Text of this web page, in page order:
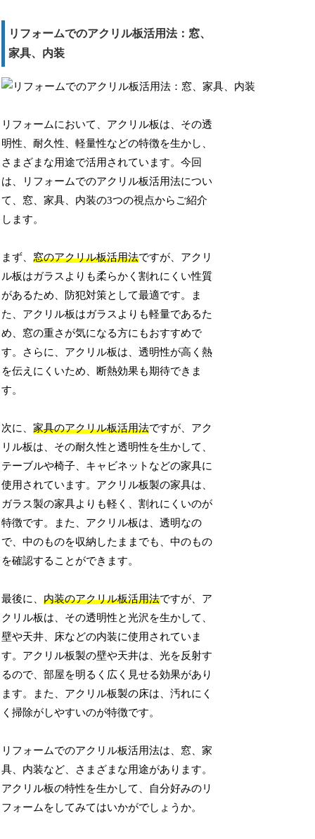
リフォームでのアクリル板活用法：窓、
家具、内装
リフォームにおいて、アクリル板は、その透
明性、耐久性、軽量性などの特徴を生かし、
さまざまな用途で活用されています。今回
は、リフォームでのアクリル板活用法につい
て、窓、家具、内装の3つの視点からご紹介
します。
まず、窓のアクリル板活用法ですが、アクリ
ル板はガラスよりも柔らかく割れにくい性質
があるため、防犯対策として最適です。ま
た、アクリル板はガラスよりも軽量であるた
め、窓の重さが気になる方にもおすすめで
す。さらに、アクリル板は、透明性が高く熱
を伝えにくいため、断熱効果も期待できま
す。
次に、家具のアクリル板活用法ですが、アク
リル板は、その耐久性と透明性を生かして、
テーブルや椅子、キャビネットなどの家具に
使用されています。アクリル板製の家具は、
ガラス製の家具よりも軽く、割れにくいのが
特徴です。また、アクリル板は、透明なの
で、中のものを収納したままでも、中のもの
を確認することができます。
最後に、内装のアクリル板活用法ですが、ア
クリル板は、その透明性と光沢を生かして、
壁や天井、床などの内装に使用されていま
す。アクリル板製の壁や天井は、光を反射す
るので、部屋を明るく広く見せる効果があり
ます。また、アクリル板製の床は、汚れにく
く掃除がしやすいのが特徴です。
リフォームでのアクリル板活用法は、窓、家
具、内装など、さまざまな用途があります。
アクリル板の特性を生かして、自分好みのリ
フォームをしてみてはいかがでしょうか。